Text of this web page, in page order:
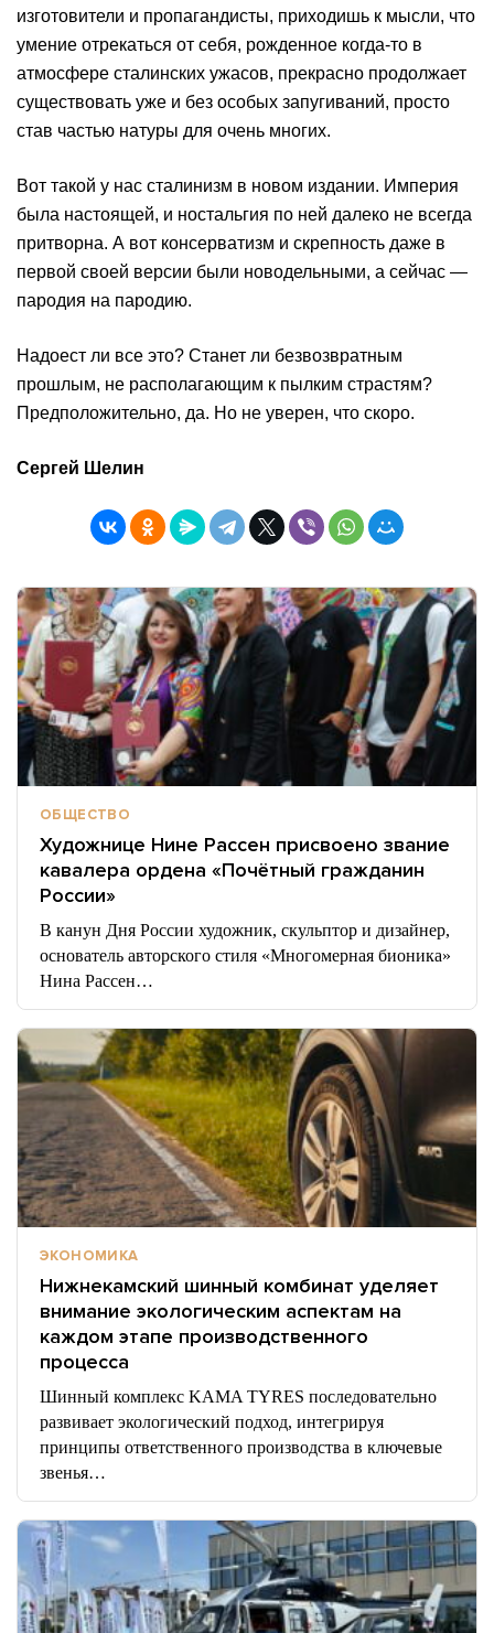
изготовители и пропагандисты, приходишь к мысли, что
умение отрекаться от себя, рожденное когда-то в
атмосфере сталинских ужасов, прекрасно продолжает
существовать уже и без особых запугиваний, просто
став частью натуры для очень многих.
Вот такой у нас сталинизм в новом издании. Империя
была настоящей, и ностальгия по ней далеко не всегда
притворна. А вот консерватизм и скрепность даже в
первой своей версии были новодельными, а сейчас —
пародия на пародию.
Надоест ли все это? Станет ли безвозвратным
прошлым, не располагающим к пылким страстям?
Предположительно, да. Но не уверен, что скоро.
Сергей Шелин
ОБЩЕСТВО
Художнице Нине Рассен присвоено звание
кавалера ордена «Почётный гражданин
России»
В канун Дня России художник, скульптор и дизайнер,
основатель авторского стиля «Многомерная бионика»
Нина Рассен…
ЭКОНОМИКА
Нижнекамский шинный комбинат уделяет
внимание экологическим аспектам на
каждом этапе производственного
процесса
Шинный комплекс KAMA TYRES последовательно
развивает экологический подход, интегрируя
принципы ответственного производства в ключевые
звенья…